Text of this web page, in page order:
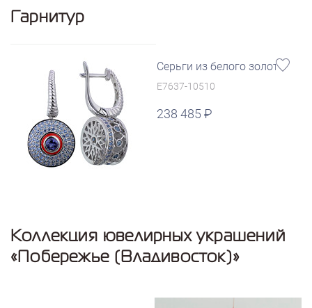
Гарнитур
Серьги из белого золота
E7637-10510
238 485
Коллекция ювелирных украшений
«Побережье (Владивосток)»